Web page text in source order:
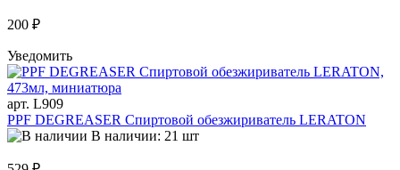
200 ₽
Уведомить
арт. L909
PPF DEGREASER Спиртовой обезжириватель LERATON
В наличии: 21 шт